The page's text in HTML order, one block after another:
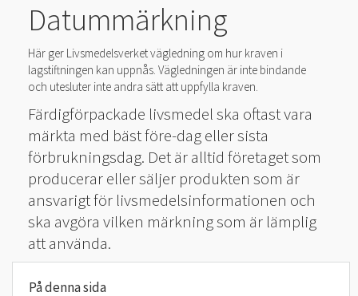
Datummärkning
Här ger Livsmedelsverket vägledning om hur kraven i
lagstiftningen kan uppnås. Vägledningen är inte bindande
och utesluter inte andra sätt att uppfylla kraven.
Färdigförpackade livsmedel ska oftast vara
märkta med bäst före-dag eller sista
förbrukningsdag. Det är alltid företaget som
producerar eller säljer produkten som är
ansvarigt för livsmedelsinformationen och
ska avgöra vilken märkning som är lämplig
att använda.